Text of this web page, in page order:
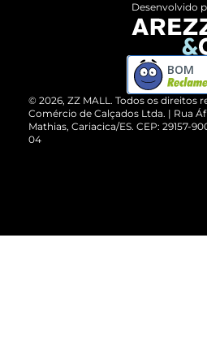
ZZ MALL é confiável
Cartão Presente
Vendas Corporativas
Devolução do Produto
Compre pelo WhatsApp
© 2026, ZZ MALL. Todos os direitos
Comércio de Calçados Ltda. | Rua
Mathias, Cariacica/ES. CEP: 29157-
04
Desenvolvido
BOM